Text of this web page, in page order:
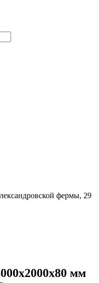
фермы, 29
мм